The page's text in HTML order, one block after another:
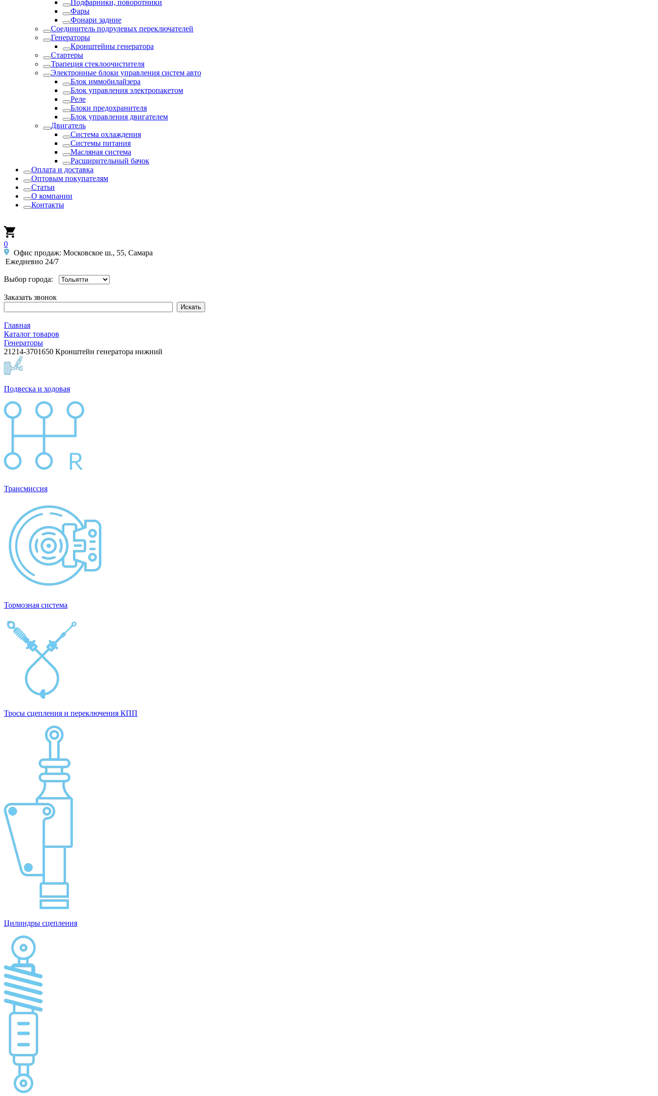
Подфарники, поворотники
Фары
Фонари задние
Соединитель подрулевых переключателей
Генераторы
Кронштейны генератора
Стартеры
Трапеция стеклоочистителя
Электронные блоки управления систем авто
Блок иммобилайзера
Блок управления электропакетом
Реле
Блоки предохранителя
Блок управления двигателем
Двигатель
Система охлаждения
Системы питания
Масляная система
Расширительный бачок
Оплата и доставка
Оптовым покупателям
Статьи
О компании
Контакты
0
Офис продаж: Московское ш., 55, Самара
Ежедневно 24/7
Выбор города:
Заказать звонок
Главная
Каталог товаров
Генераторы
21214-3701650 Кронштейн генератора нижний
Подвеска и ходовая
Трансмиссия
Тормозная система
Тросы сцепления и переключения КПП
Цилиндры сцепления